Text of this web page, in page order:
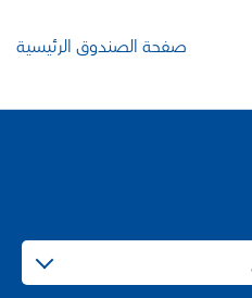
صفحة الصندوق الرئيسية